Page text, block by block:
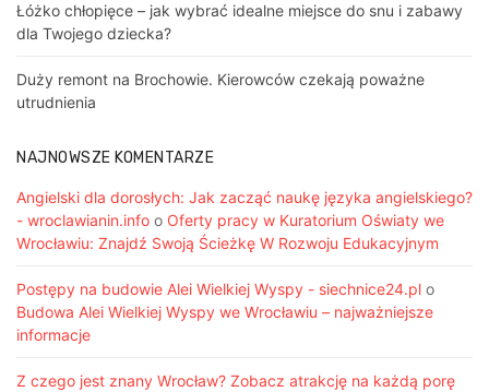
Łóżko chłopięce – jak wybrać idealne miejsce do snu i zabawy
dla Twojego dziecka?
Duży remont na Brochowie. Kierowców czekają poważne
utrudnienia
NAJNOWSZE KOMENTARZE
Angielski dla dorosłych: Jak zacząć naukę języka angielskiego?
- wroclawianin.info o Oferty pracy w Kuratorium Oświaty we
Wrocławiu: Znajdź Swoją Ścieżkę W Rozwoju Edukacyjnym
Postępy na budowie Alei Wielkiej Wyspy - siechnice24.pl o
Budowa Alei Wielkiej Wyspy we Wrocławiu – najważniejsze
informacje
Z czego jest znany Wrocław? Zobacz atrakcję na każdą porę